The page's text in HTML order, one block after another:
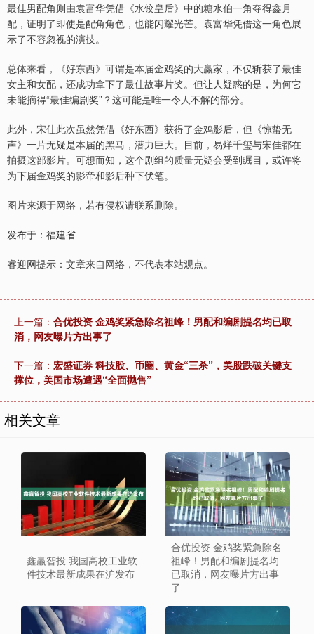
最佳男配角则由袁富华凭借《水饺皇后》中的糖水伯一角夺得鑫月
配，证明了即使是配角角色，也能闪耀光芒。袁富华凭借这一角色展
示了不容忽视的演技。
总体来看，《好东西》可谓是本届金鸡奖的大赢家，不仅斩获了最佳
女主和女配，还成功拿下了最佳故事片奖。但让人疑惑的是，为何它
未能摘得“最佳编剧奖”？这可能是唯一令人不解的部分。
此外，宋佳此次虽然凭借《好东西》获得了金鸡影后，但《惊蛰无
声》一片无疑是本届的黑马，潜力巨大。目前，易烊千玺与宋佳都在
拍摄这部影片。可想而知，这个剧组的质量无疑会受到瞩目，或许将
为下届金鸡奖的影帝和影后种下伏笔。
图片来源于网络，若有侵权请联系删除。
发布于：福建省
睿迎网提示：文章来自网络，不代表本站观点。
上一篇： 合优投资 金鸡奖紧急除名祖峰！男配和编剧提名均已取
消，网友曝片方出事了
下一篇： 宏盛证券 科技股、币圈、黄金“三杀”，美股跌破关键支
撑位，美国市场遭遇“全面抛售”
相关文章
鑫赢智投 我国高校工业软
件技术最新成果在沪发布
合优投资 金鸡奖紧急除名
祖峰！男配和编剧提名均
已取消，网友曝片方出事
了